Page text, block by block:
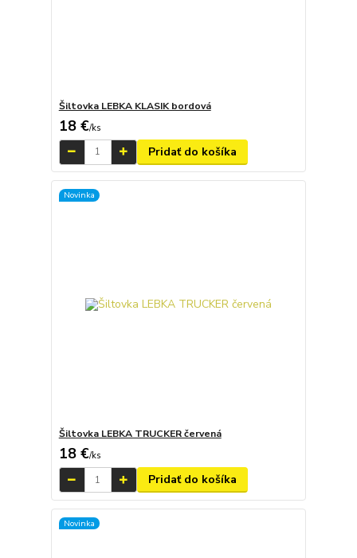
Šiltovka LEBKA KLASIK bordová
18 €/ks
Pridať do košíka
Novinka
Šiltovka LEBKA TRUCKER červená
18 €/ks
Pridať do košíka
Novinka